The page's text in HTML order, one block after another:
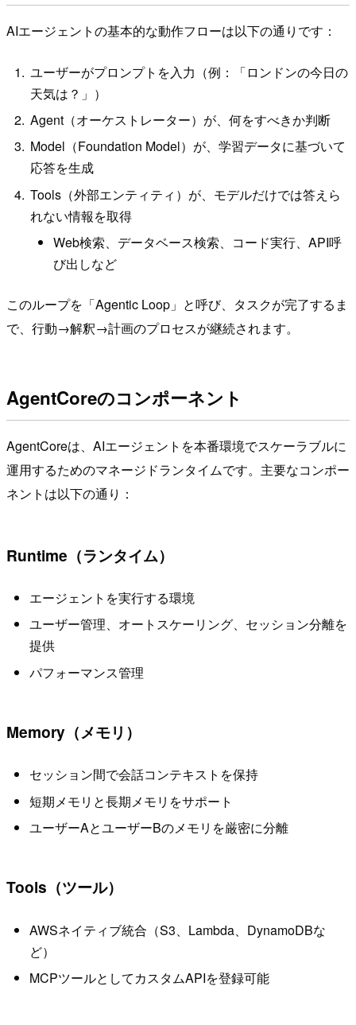
AIエージェントの基本的な動作フローは以下の通りです：
ユーザーがプロンプトを入力（例：「ロンドンの今日の
天気は？」）
Agent（オーケストレーター）が、何をすべきか判断
Model（Foundation Model）が、学習データに基づいて
応答を生成
Tools（外部エンティティ）が、モデルだけでは答えら
れない情報を取得
Web検索、データベース検索、コード実行、API呼
び出しなど
このループを「Agentic Loop」と呼び、タスクが完了するま
で、行動→解釈→計画のプロセスが継続されます。
AgentCoreのコンポーネント
AgentCoreは、AIエージェントを本番環境でスケーラブルに
運用するためのマネージドランタイムです。主要なコンポー
ネントは以下の通り：
Runtime（ランタイム）
エージェントを実行する環境
ユーザー管理、オートスケーリング、セッション分離を
提供
パフォーマンス管理
Memory（メモリ）
セッション間で会話コンテキストを保持
短期メモリと長期メモリをサポート
ユーザーAとユーザーBのメモリを厳密に分離
Tools（ツール）
AWSネイティブ統合（S3、Lambda、DynamoDBな
ど）
MCPツールとしてカスタムAPIを登録可能